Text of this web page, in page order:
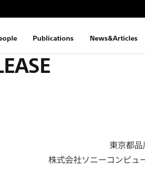
Publications News&Articles
東京都
株式会社ソニーコンピュ